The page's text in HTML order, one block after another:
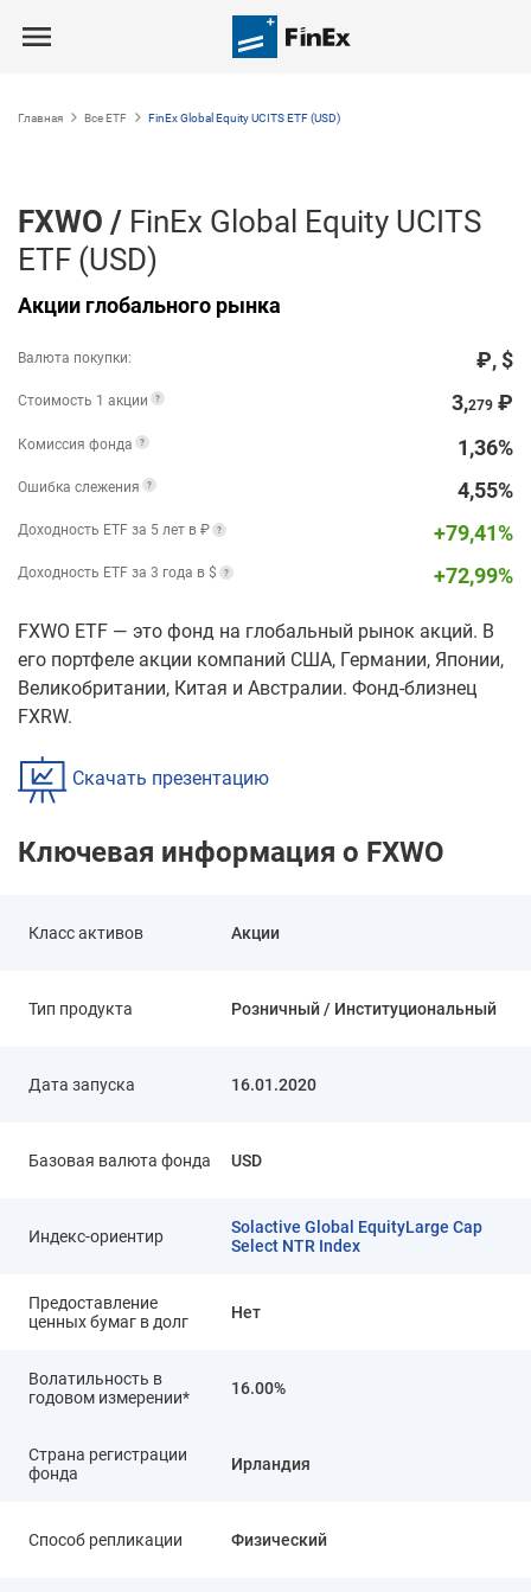
Главная Все ETF FinEx Global Equity UCITS ETF (USD)
FXWO / FinEx Global Equity UCITS
ETF (USD)
Акции глобального рынка
Валюта покупки: ₽, $
Комиссия фонда 1,36%
Стоимость 1 акции 3,279 ₽
Ошибка слежения 4,55%
Доходность ETF за 5 лет в ₽ +79,41%
Доходность ETF за 3 года в $ +72,99%
FXWO ETF — это фонд на глобальный рынок акций. В
его портфеле акции компаний США, Германии, Японии,
Великобритании, Китая и Австралии. Фонд-близнец
FXRW.
Скачать презентацию
Ключевая информация о FXWO
Класс активов Акции
Страна регистрации
фонда
Ирландия
Тип продукта Розничный / Институциональный
Способ репликации Физический
Дата запуска 16.01.2020
Базовая валюта фонда USD
Индекс-ориентир
Solactive Global EquityLarge Cap
Select NTR Index
Предоставление
ценных бумаг в долг
Нет
Волатильность в
годовом измерении*
16.00%